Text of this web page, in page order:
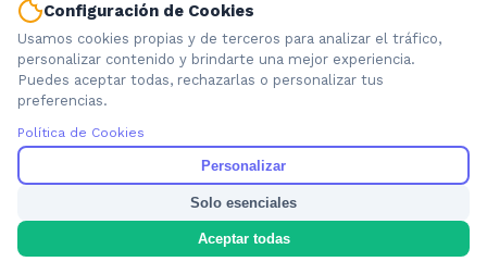
Nosotros
Privacidad
Términos
Política de Contenido
Configuración de Cookies
Usamos cookies propias y de terceros para analizar el tráfico,
personalizar contenido y brindarte una mejor experiencia.
Puedes aceptar todas, rechazarlas o personalizar tus
preferencias.
Política de Cookies
Personalizar
Solo esenciales
Aceptar todas